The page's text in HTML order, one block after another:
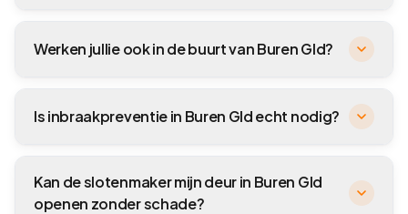
Werken jullie ook in de buurt van Buren Gld?
Is inbraakpreventie in Buren Gld echt nodig?
Kan de slotenmaker mijn deur in Buren Gld
openen zonder schade?